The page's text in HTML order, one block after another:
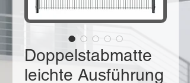
Doppelstabmatte
leichte Ausführung